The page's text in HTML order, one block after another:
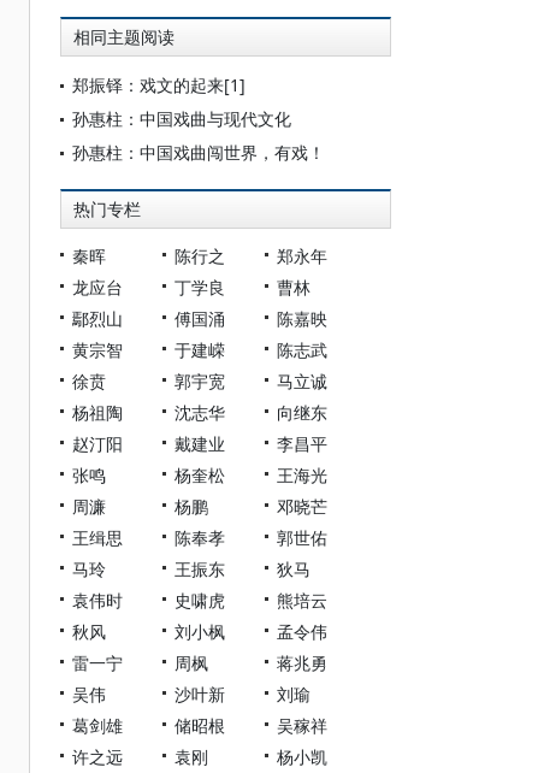
相同主题阅读
郑振铎：戏文的起来[1]
孙惠柱：中国戏曲与现代文化
孙惠柱：中国戏曲闯世界，有戏！
热门专栏
秦晖 陈行之
郑永年
龙应台
丁学良
曹林
鄢烈山
傅国涌
陈嘉映
黄宗智
于建嵘
陈志武
徐贲
郭宇宽
马立诚
杨祖陶
沈志华
向继东
赵汀阳
戴建业
李昌平
张鸣
杨奎松
王海光
周濂
杨鹏
邓晓芒
王缉思
陈奉孝
郭世佑
马玲
王振东
狄马
袁伟时
史啸虎
熊培云
秋风
刘小枫
孟令伟
雷一宁
周枫
蒋兆勇
吴伟
沙叶新
刘瑜
葛剑雄
储昭根
吴稼祥
许之远
袁刚
杨小凯